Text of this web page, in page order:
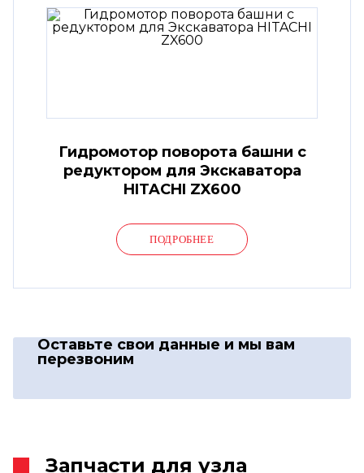
Гидромотор поворота башни с
редуктором для Экскаватора
HITACHI ZX600
ПОДРОБНЕЕ
Оставьте свои данные и мы вам
перезвоним
Запчасти для узла